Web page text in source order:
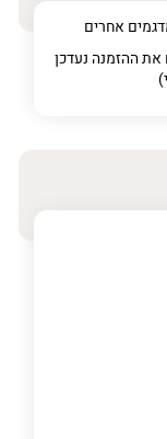
ההזמנה נעדכן